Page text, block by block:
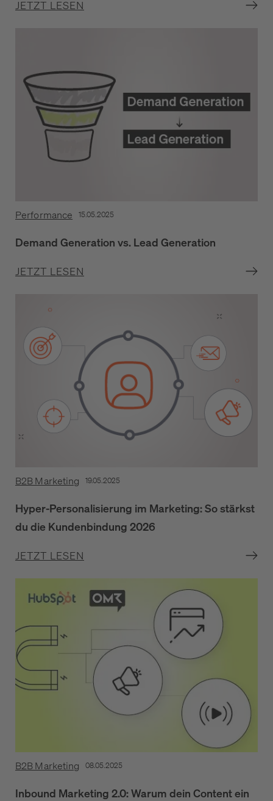
JETZT LESEN
Performance 15.05.2025
Demand Generation vs. Lead Generation
JETZT LESEN
B2B Marketing 19.05.2025
Hyper-Personalisierung im Marketing: So stärkst
du die Kundenbindung 2026
JETZT LESEN
B2B Marketing 08.05.2025
Inbound Marketing 2.0: Warum dein Content ein